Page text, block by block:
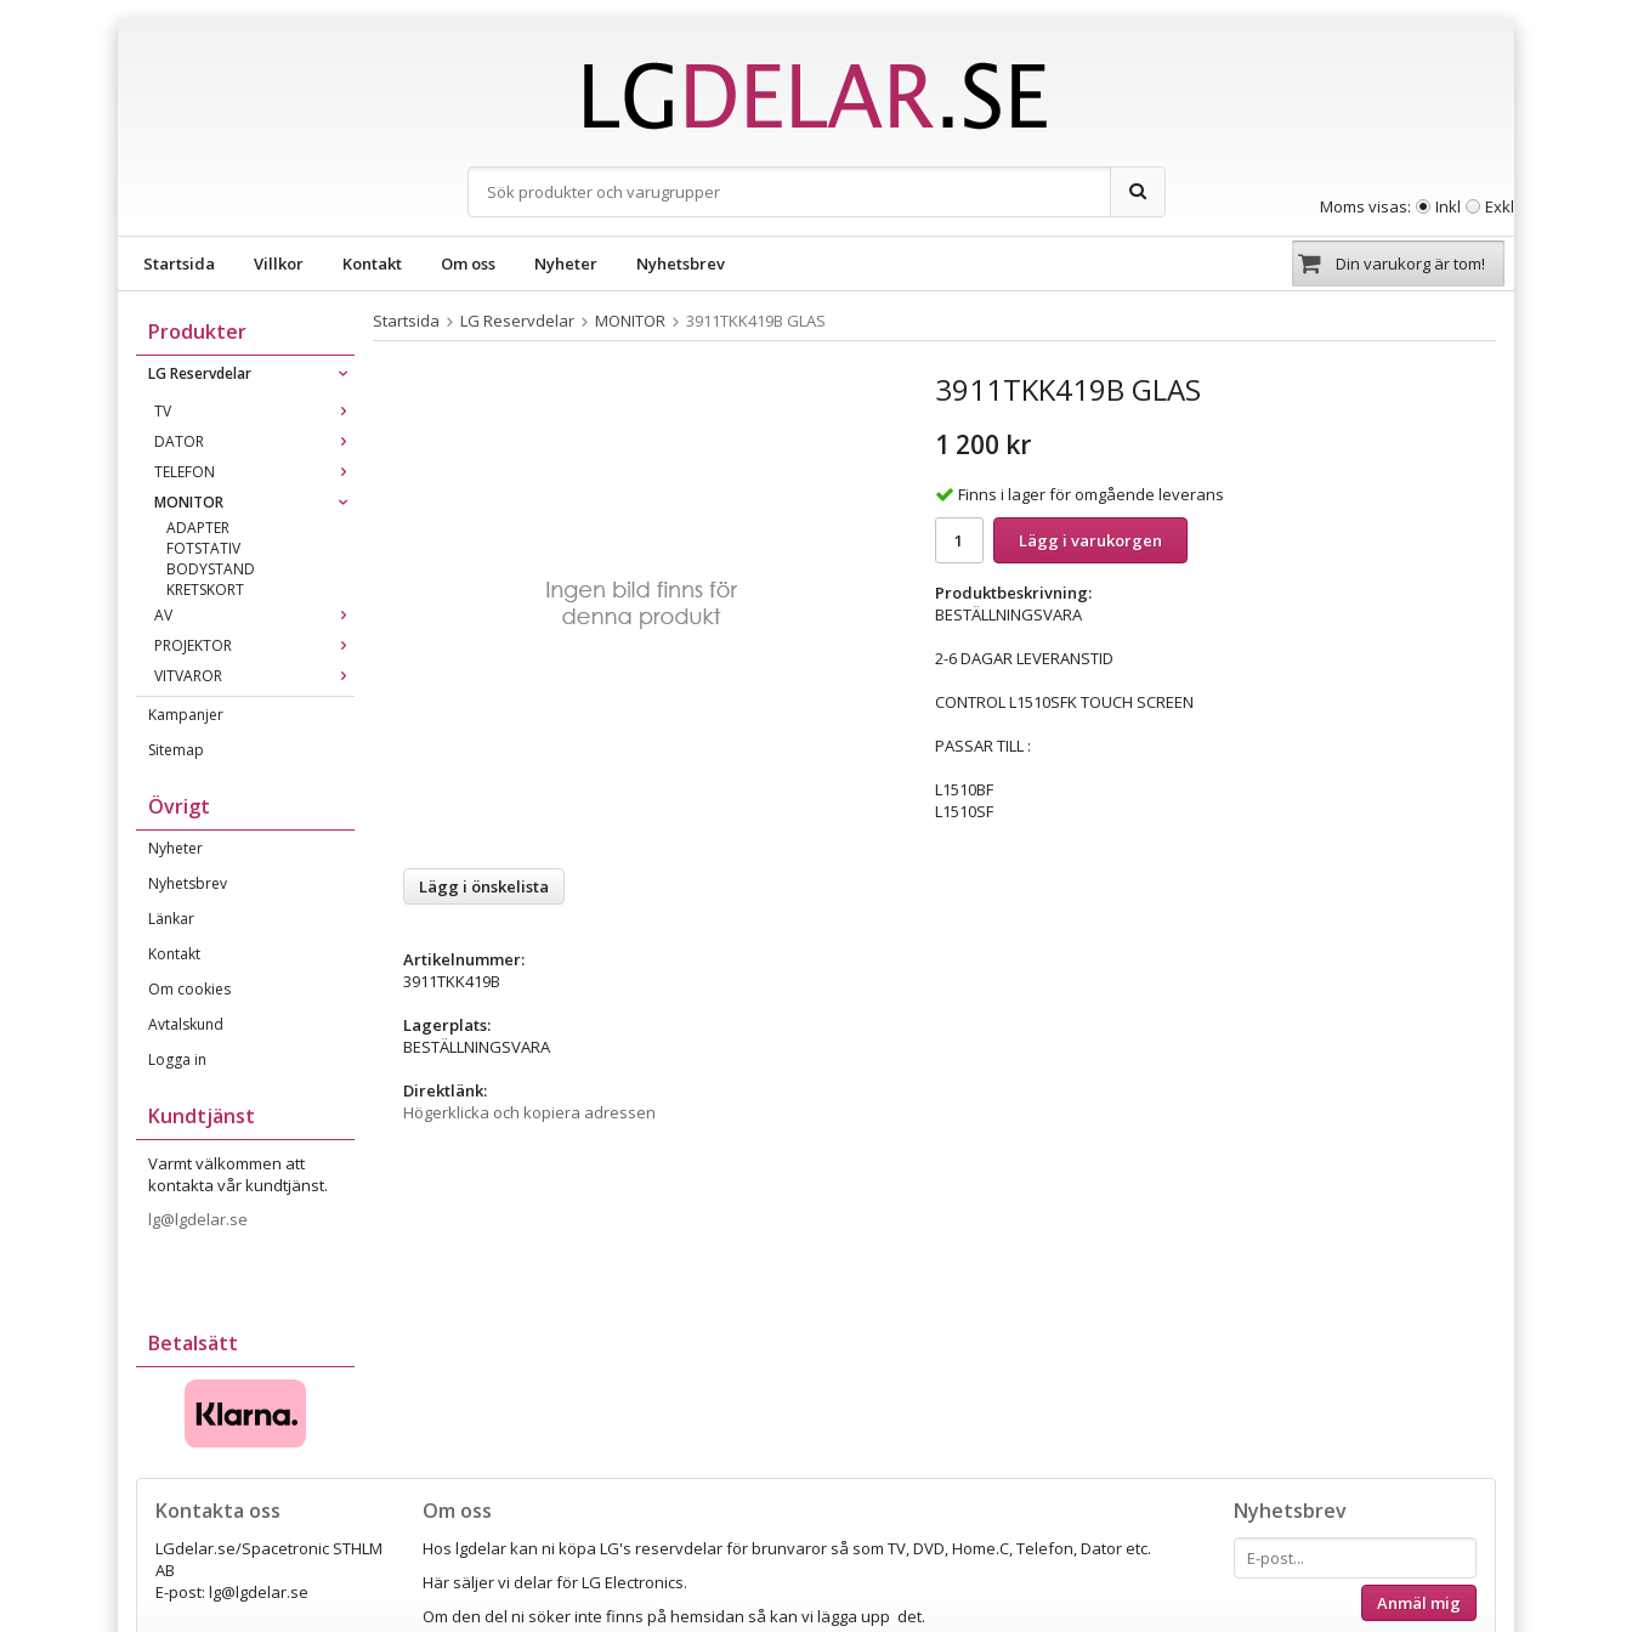
Moms visas: Inkl Exkl
Startsida Villkor Kontakt Om oss Nyheter Nyhetsbrev Din varukorg är tom!
Produkter
LG Reservdelar
TV
DATOR
TELEFON
MONITOR
ADAPTER
FOTSTATIV
BODYSTAND
KRETSKORT
AV
PROJEKTOR
VITVAROR
Kampanjer
Sitemap
Övrigt
Nyheter
Nyhetsbrev
Länkar
Kontakt
Om cookies
Avtalskund
Logga in
Kundtjänst
Varmt välkommen att
kontakta vår kundtjänst.
lg@lgdelar.se
Betalsätt
Startsida LG Reservdelar MONITOR 3911TKK419B GLAS
3911TKK419B GLAS
1 200 kr
Finns i lager för omgående leverans
Lägg i varukorgen
Produktbeskrivning:
BESTÄLLNINGSVARA
2-6 DAGAR LEVERANSTID
CONTROL L1510SFK TOUCH SCREEN
PASSAR TILL :
L1510BF
L1510SF
Lägg i önskelista
Artikelnummer:
3911TKK419B
Lagerplats:
BESTÄLLNINGSVARA
Direktlänk:
Högerklicka och kopiera adressen
Kontakta oss
LGdelar.se/Spacetronic STHLM
AB
E-post: lg@lgdelar.se
Nyhetsbrev
Anmäl mig
Om oss
Hos lgdelar kan ni köpa LG's reservdelar för brunvaror så som TV, DVD, Home.C, Telefon, Dator etc.
Här säljer vi delar för LG Electronics.
Om den del ni söker inte finns på hemsidan så kan vi lägga upp det.